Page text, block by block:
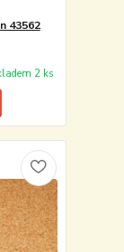
43562
2 ks